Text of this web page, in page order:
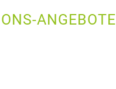
ANGEBOTE